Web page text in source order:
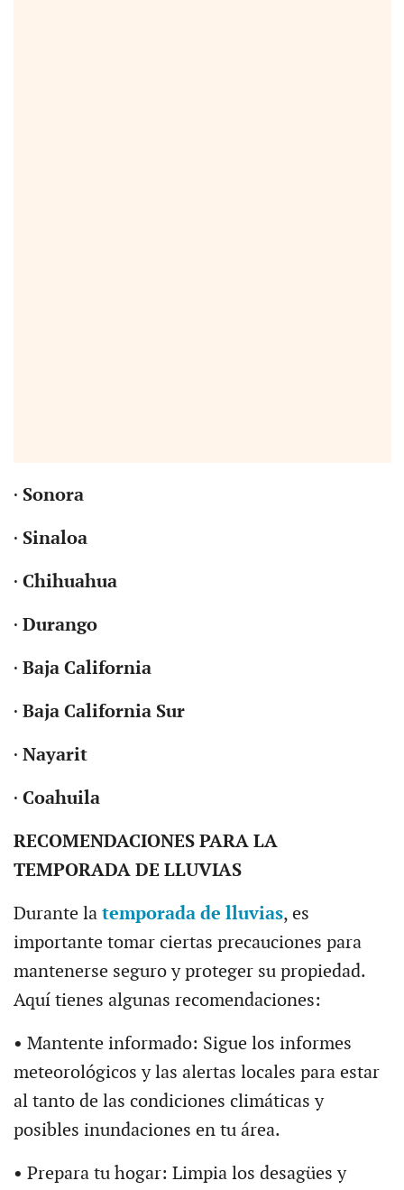
· Sonora
· Sinaloa
· Chihuahua
· Durango
· Baja California
· Baja California Sur
· Nayarit
· Coahuila
RECOMENDACIONES PARA LA
TEMPORADA DE LLUVIAS
Durante la temporada de lluvias, es
importante tomar ciertas precauciones para
mantenerse seguro y proteger su propiedad.
Aquí tienes algunas recomendaciones:
• Mantente informado: Sigue los informes
meteorológicos y las alertas locales para estar
al tanto de las condiciones climáticas y
posibles inundaciones en tu área.
• Prepara tu hogar: Limpia los desagües y